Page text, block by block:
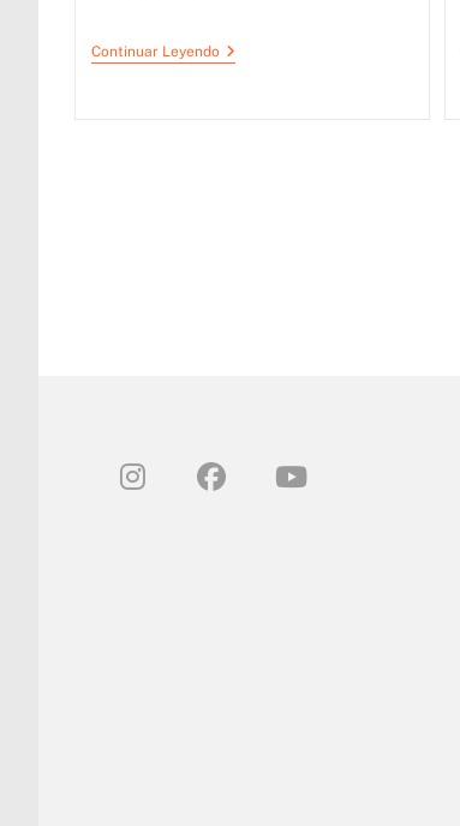
Continuar Leyendo